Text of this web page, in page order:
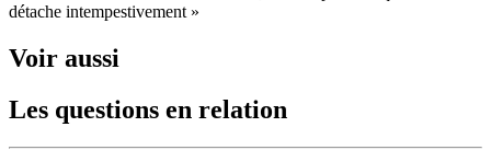
détache intempestivement »
Voir aussi
Les questions en relation